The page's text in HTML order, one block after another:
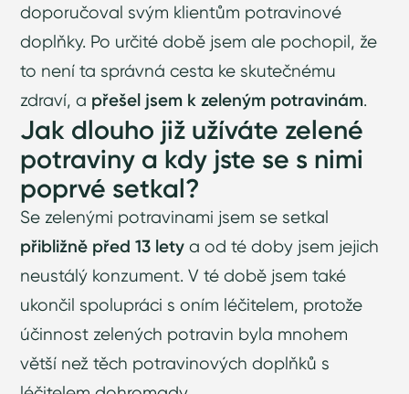
doporučoval svým klientům potravinové
doplňky. Po určité době jsem ale pochopil, že
to není ta správná cesta ke skutečnému
zdraví, a přešel jsem k zeleným potravinám.
Jak dlouho již užíváte zelené
potraviny a kdy jste se s nimi
poprvé setkal?
Se zelenými potravinami jsem se setkal
přibližně před 13 lety a od té doby jsem jejich
neustálý konzument. V té době jsem také
ukončil spolupráci s oním léčitelem, protože
účinnost zelených potravin byla mnohem
větší než těch potravinových doplňků s